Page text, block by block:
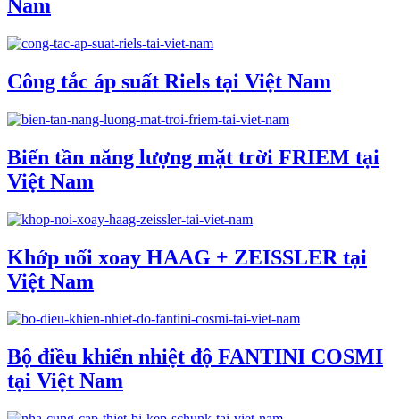
Nam
Công tắc áp suất Riels tại Việt Nam
Biến tần năng lượng mặt trời FRIEM tại
Việt Nam
Khớp nối xoay HAAG + ZEISSLER tại
Việt Nam
Bộ điều khiển nhiệt độ FANTINI COSMI
tại Việt Nam